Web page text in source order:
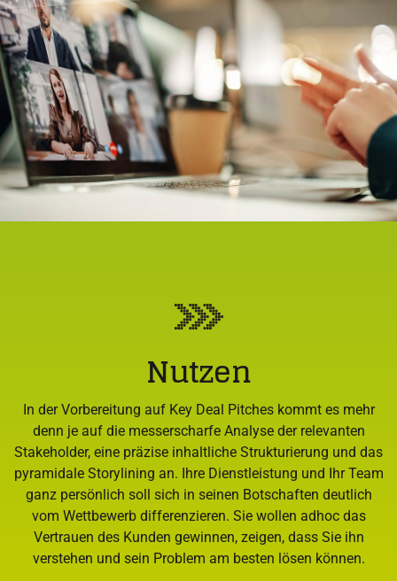
Nutzen
In der Vorbereitung auf Key Deal Pitches kommt es mehr
denn je auf die messerscharfe Analyse der relevanten
Stakeholder, eine präzise inhaltliche Strukturierung und das
pyramidale Storylining an. Ihre Dienstleistung und Ihr Team
ganz persönlich soll sich in seinen Botschaften deutlich
vom Wettbewerb differenzieren. Sie wollen adhoc das
Vertrauen des Kunden gewinnen, zeigen, dass Sie ihn
verstehen und sein Problem am besten lösen können.